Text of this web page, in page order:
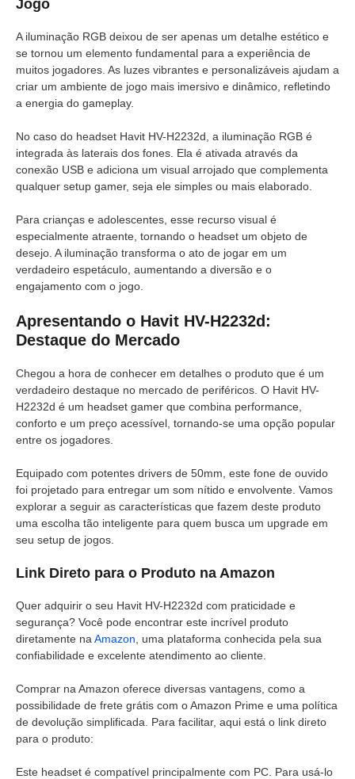
Jogo
A iluminação RGB deixou de ser apenas um detalhe estético e
se tornou um elemento fundamental para a experiência de
muitos jogadores. As luzes vibrantes e personalizáveis ajudam a
criar um ambiente de jogo mais imersivo e dinâmico, refletindo
a energia do gameplay.
No caso do headset Havit HV-H2232d, a iluminação RGB é
integrada às laterais dos fones. Ela é ativada através da
conexão USB e adiciona um visual arrojado que complementa
qualquer setup gamer, seja ele simples ou mais elaborado.
Para crianças e adolescentes, esse recurso visual é
especialmente atraente, tornando o headset um objeto de
desejo. A iluminação transforma o ato de jogar em um
verdadeiro espetáculo, aumentando a diversão e o
engajamento com o jogo.
Apresentando o Havit HV-H2232d:
Destaque do Mercado
Chegou a hora de conhecer em detalhes o produto que é um
verdadeiro destaque no mercado de periféricos. O Havit HV-
H2232d é um headset gamer que combina performance,
conforto e um preço acessível, tornando-se uma opção popular
entre os jogadores.
Equipado com potentes drivers de 50mm, este fone de ouvido
foi projetado para entregar um som nítido e envolvente. Vamos
explorar a seguir as características que fazem deste produto
uma escolha tão inteligente para quem busca um upgrade em
seu setup de jogos.
Link Direto para o Produto na Amazon
Quer adquirir o seu Havit HV-H2232d com praticidade e
segurança? Você pode encontrar este incrível produto
diretamente na Amazon , uma plataforma conhecida pela sua
confiabilidade e excelente atendimento ao cliente.
Comprar na Amazon oferece diversas vantagens, como a
possibilidade de frete grátis com o Amazon Prime e uma política
de devolução simplificada. Para facilitar, aqui está o link direto
para o produto:
Este headset é compatível principalmente com PC. Para usá-lo